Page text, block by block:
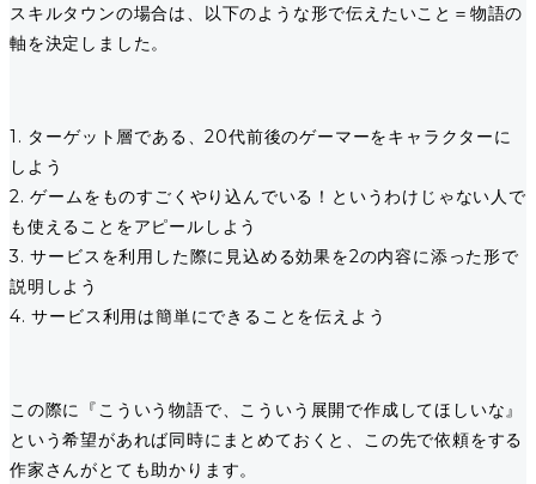
スキルタウンの場合は、以下のような形で伝えたいこと＝物語の
軸を決定しました。
1. ターゲット層である、20代前後のゲーマーをキャラクターに
しよう
2. ゲームをものすごくやり込んでいる！というわけじゃない人で
も使えることをアピールしよう
3. サービスを利用した際に見込める効果を2の内容に添った形で
説明しよう
4. サービス利用は簡単にできることを伝えよう
この際に『こういう物語で、こういう展開で作成してほしいな』
という希望があれば同時にまとめておくと、この先で依頼をする
作家さんがとても助かります。